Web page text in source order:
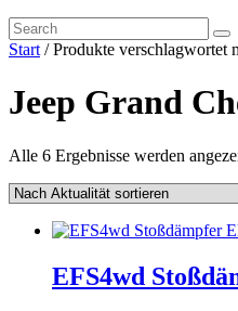
Start / Produkte verschlagwortet
Jeep Grand
Alle 6 Ergebnisse werden
EFS4wd